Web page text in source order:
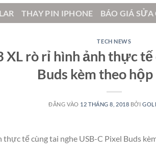
THAY PIN IPHONE BÁO GIÁ SỬA
TECH NEWS
XL rò rỉ hình ảnh thực
Buds kèm theo hộp
ĐĂNG VÀO 12 THÁNG 8, 2018 BỞI
tế cùng tai nghe USB-C Pixel Buds